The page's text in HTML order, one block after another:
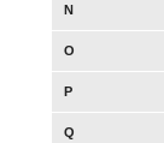
N
O
P
Q